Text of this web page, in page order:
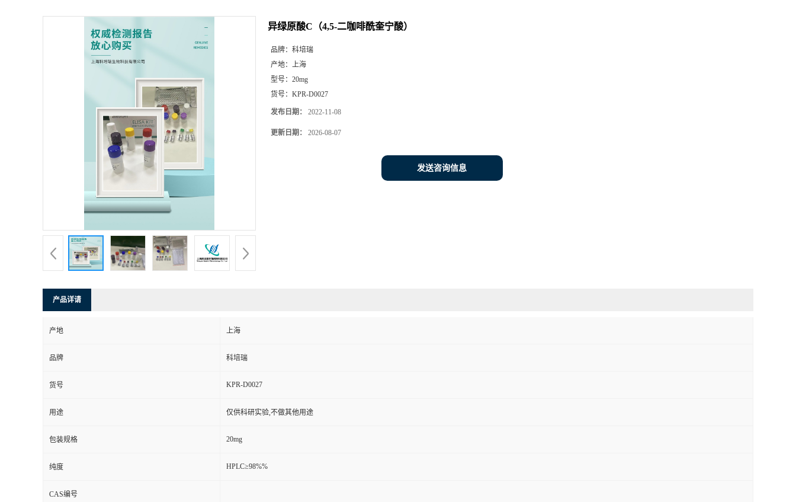
异绿原酸C（4,5-二咖啡酰奎宁酸）
品牌： 科培瑞
产地：
上海
型号： 20mg
货号： KPR-D0027
发布日期： 2022-11-08
更新日期： 2026-08-07
发送咨询信息
产品详请
产地 上海
品牌 科培瑞
货号 KPR-D0027
用途 仅供科研实验,不做其他用途
包装规格 20mg
纯度 HPLC≥98%%
CAS编号